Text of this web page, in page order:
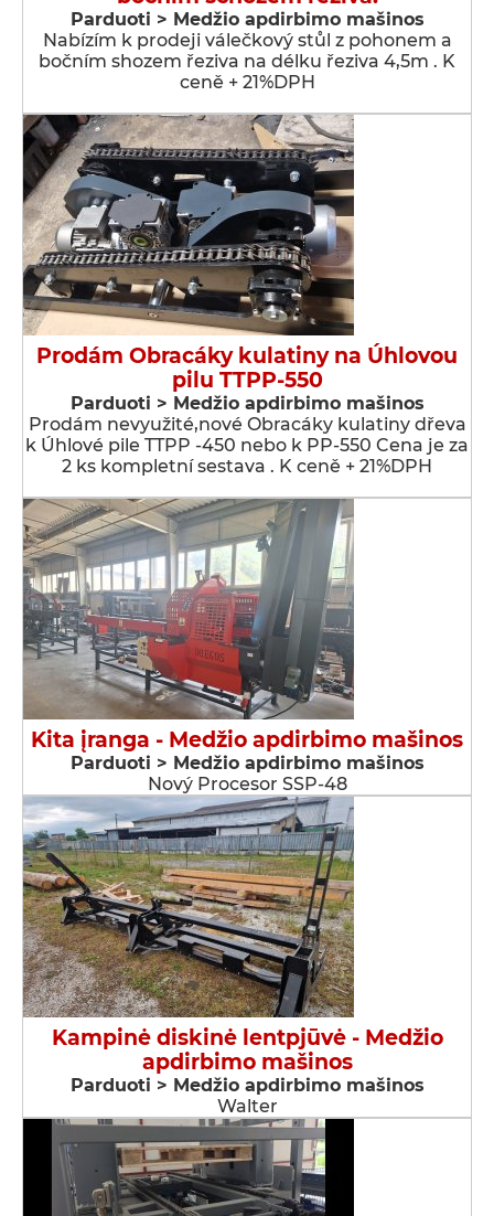
Parduoti > Medžio apdirbimo mašinos
Nabízím k prodeji válečkový stůl z pohonem a
bočním shozem řeziva na délku řeziva 4,5m . K
ceně + 21%DPH
Prodám Obracáky kulatiny na Úhlovou
pilu TTPP-550
Parduoti > Medžio apdirbimo mašinos
Prodám nevyužité,nové Obracáky kulatiny dřeva
k Úhlové pile TTPP -450 nebo k PP-550 Cena je za
2 ks kompletní sestava . K ceně + 21%DPH
Kita įranga - Medžio apdirbimo mašinos
Parduoti > Medžio apdirbimo mašinos
Nový Procesor SSP-48
Kampinė diskinė lentpjūvė - Medžio
apdirbimo mašinos
Parduoti > Medžio apdirbimo mašinos
Walter